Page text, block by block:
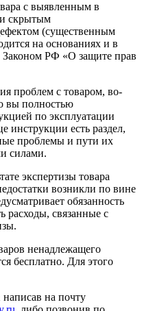
с выявленным в
скрытым
(существенным
на основаниях и в
Законом РФ «О защите прав
проблем с товаром, во-
вы полностью
по эксплуатации
инструкции есть раздел,
проблемы и пути их
силами.
экспертизы товара
возникли по вине
обязанность
расходы, связанные с
ненадлежащего
бесплатно. Для этого
написав на почту